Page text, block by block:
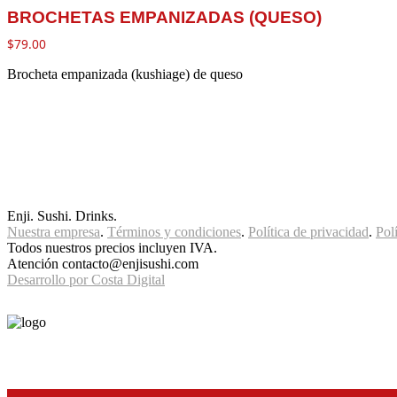
BROCHETAS EMPANIZADAS (QUESO)
$79.00
Brocheta empanizada (kushiage) de queso
Enji. Sushi. Drinks.
Nuestra empresa. Términos y condiciones. Política de privacidad.
Todos nuestros precios incluyen IVA.
Atención contacto@enjisushi.com
Desarrollo por Costa Digital